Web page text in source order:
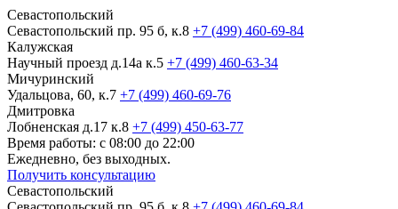
Севастопольский
Севастопольский пр. 95 б, к.8 +7 (499) 460-69-84
Калужская
Научный проезд д.14а к.5 +7 (499) 460-63-34
Мичуринский
Удальцова, 60, к.7 +7 (499) 460-69-76
Дмитровка
Лобненская д.17 к.8 +7 (499) 450-63-77
Время работы: с 08:00 до 22:00
Ежедневно, без выходных.
Получить консультацию
Севастопольский